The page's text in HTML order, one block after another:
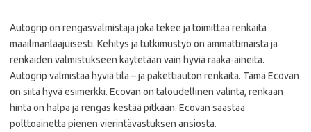
Autogrip on rengasvalmistaja joka tekee ja toimittaa renkaita
maailmanlaajuisesti. Kehitys ja tutkimustyö on ammattimaista ja
renkaiden valmistukseen käytetään vain hyviä raaka-aineita.
Autogrip valmistaa hyviä tila – ja pakettiauton renkaita. Tämä Ecovan
on siitä hyvä esimerkki. Ecovan on taloudellinen valinta, renkaan
hinta on halpa ja rengas kestää pitkään. Ecovan säästää
polttoainetta pienen vierintävastuksen ansiosta.